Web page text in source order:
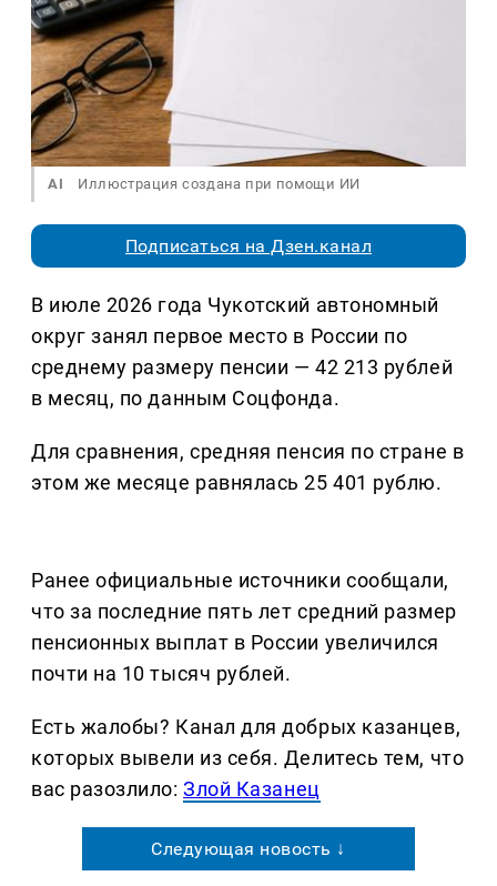
AI Иллюстрация создана при помощи ИИ
Подписаться на Дзен.канал
В июле 2026 года Чукотский автономный
округ занял первое место в России по
среднему размеру пенсии — 42 213 рублей
в месяц, по данным Соцфонда.
Для сравнения, средняя пенсия по стране в
этом же месяце равнялась 25 401 рублю.
Ранее официальные источники сообщали,
что за последние пять лет средний размер
пенсионных выплат в России увеличился
почти на 10 тысяч рублей.
Есть жалобы? Канал для добрых казанцев,
которых вывели из себя. Делитеcь тем, что
вас разозлило:Злой Казанец
Следующая новость ↓